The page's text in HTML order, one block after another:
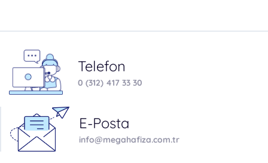
Telefon
0 (312) 417 33 30
E-Posta
info@megahafiza.com.tr